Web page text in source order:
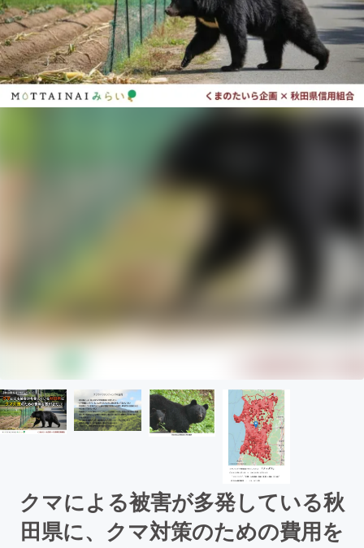
クマによる被害が多発している秋
田県に、クマ対策のための費用を